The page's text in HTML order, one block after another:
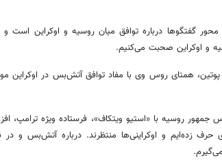
محور گفتگوها درباره توافق میان روسیه و اوکراین است و
و اوکراین صحبت می‌کنیم.
همتای روس وی با مفاد توافق آتش‌بس در اوکراین
روسیه با «استیو ویتکاف»، فرستاده ویژه ترامپ،
زده‌ایم و اوکراینی‌ها منتظرند. درباره آتش‌بس و در